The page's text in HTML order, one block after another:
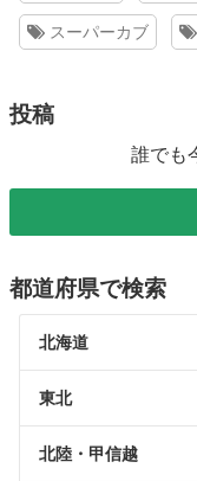
スーパーカブ
投稿
誰でも
都道府県で検索
北海道
東北
北陸・甲信越